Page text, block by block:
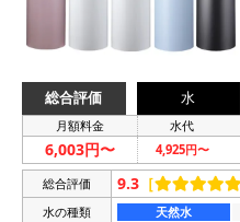
総合評価 水
月額料金 水代
6,003円〜 4,925円〜
総合評価 9.3 ［
水の種類 天然水